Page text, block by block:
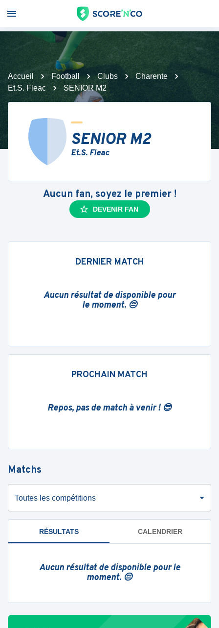
Accueil Football Clubs
Charente
Et.S. Fleac
SENIOR M2
SENIOR M2
Et.S. Fleac
Aucun fan, soyez le premier !
DEVENIR FAN
DERNIER MATCH
Aucun résultat de disponible pour
le moment. 😔
PROCHAIN MATCH
Repos, pas de match à venir ! 😎
Matchs
Toutes les compétitions
RÉSULTATS CALENDRIER
Aucun résultat de disponible pour le
moment. 😔